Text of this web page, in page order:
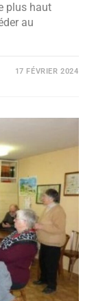
plus haut
au
17 FÉVRIER 2024